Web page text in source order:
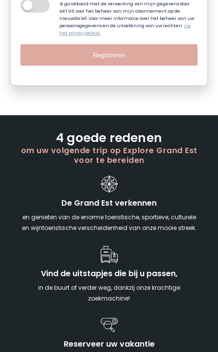
Ik ga akkoord met de verwerking van mijn gegevens door
ART GE voor het beheer van mijn abonnement op de
nieuwsbrief. Voor meer informatie over het beheer van uw
persoonsgegevens en de uitoefening van uw rechten:zie
het privacybeleid.
Registreren
4 goede redenen
om uw volgende trip op Explore Grand Est
voor te bereiden
De Grand Est verkennen
en genieten van de enorme toeristische, sportieve, culturele
en wijntoeristische verscheidenheid van onze mooie streek.
Vind de uitstapjes die bij u passen,
in de buurt of verder weg, dankzij onze krachtige
zoekmachine!
Reserveer uw vakantie